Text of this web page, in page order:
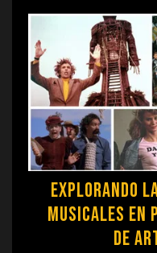
Explorando
Musicales en
de